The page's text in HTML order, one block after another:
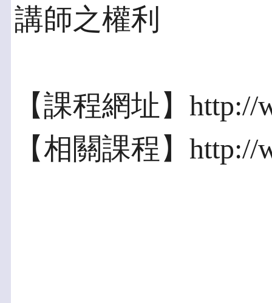
講師之權利
【課程網址】
【相關課程】